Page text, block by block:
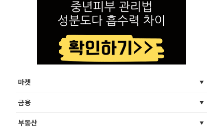
마켓
금융
부동산